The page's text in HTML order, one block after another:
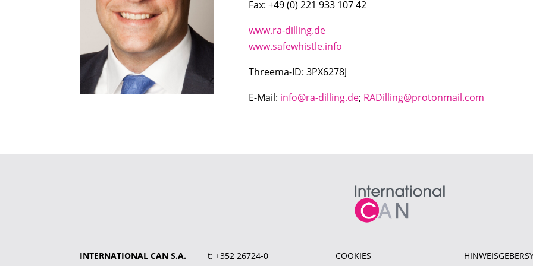
Fax: +49 (0) 221 933 107 42
www.ra-dilling.de
www.safewhistle.info
Threema-ID: 3PX6278J
E-Mail: info@ra-dilling.de; RADilling@protonmail.com
INTERNATIONAL CAN S.A.
t:+352 26724-0
COOKIES